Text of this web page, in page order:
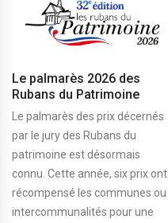
Le palmarès 2026 des
Rubans du Patrimoine
Le palmarès des prix décernés
par le jury des Rubans du
patrimoine est désormais
connu. Cette année, six prix ont
récompensé les communes ou
intercommunalités pour une